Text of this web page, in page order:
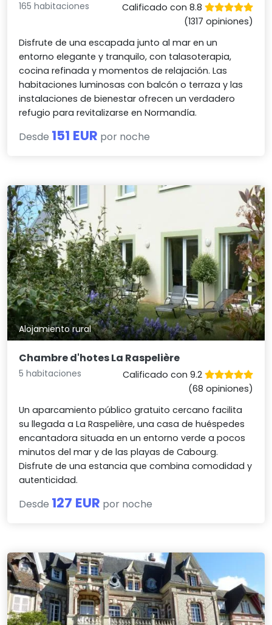
165 habitaciones
Calificado con 8.8
(1317 opiniones)
Disfrute de una escapada junto al mar en un
entorno elegante y tranquilo, con talasoterapia,
cocina refinada y momentos de relajación. Las
habitaciones luminosas con balcón o terraza y las
instalaciones de bienestar ofrecen un verdadero
refugio para revitalizarse en Normandía.
Desde 151 EUR por noche
Alojamiento rural
Chambre d'hotes La Raspelière
5 habitaciones
Calificado con 9.2
(68 opiniones)
Un aparcamiento público gratuito cercano facilita
su llegada a La Raspelière, una casa de huéspedes
encantadora situada en un entorno verde a pocos
minutos del mar y de las playas de Cabourg.
Disfrute de una estancia que combina comodidad y
autenticidad.
Desde 127 EUR por noche